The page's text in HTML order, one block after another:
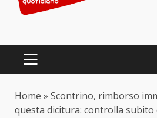
PRIMARY
Home » Scontrino, rimborso
questa dicitura: controlla subito